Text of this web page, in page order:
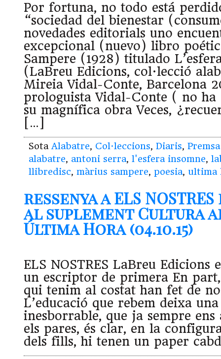
Por fortuna, no todo está
“sociedad del bienestar
novedades editorials uno
excepcional (nuevo) libro
Sampere (1928) titulado
(LaBreu Edicions, col·lecció
Mireia Vidal-Conte, Barcelona
prologuista Vidal-Conte ( no ha
su magnífica obra Veces,
[…]
Sota Alabatre, Col·leccions, Diaris, Premsa
alabatre, antoni serra, l'esfera insomne,
llibredisc, màrius sampere, poesia, ultima
ressenya a ELS
al suplement Cultura
Última Hora (04.10.15)
ELS NOSTRES LaBreu Edicions
un escriptor de primera En
qui tenim al costat han fet de
L’educació que rebem deixa
inesborrable, que ja sempre
els pares, és clar, en la
dels fills, hi tenen un paper